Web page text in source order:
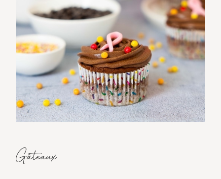
Gâteaux